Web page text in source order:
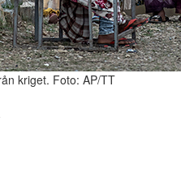
kriget. Foto: AP/TT